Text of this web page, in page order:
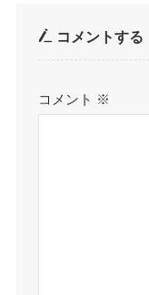
コメントする
コメント ※